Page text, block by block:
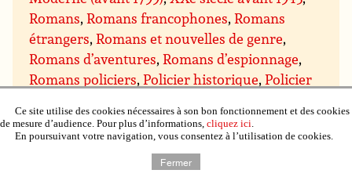
Romans,Romans francophones,Romans
étrangers,Romans et nouvelles de genre,
Romans d’aventures,Romans d’espionnage,
Romans policiers,Policier historique,Policier
humoristique,Cozy crime, cosy mystery,
Romans noirs,Thriller,Thriller
Thriller conspiration, politique,
Ce site utilise des cookies nécessaires à son bon fonctionnement et des cookies
de mesure d’audience. Pour plus d’informations, cliquez ici.
En poursuivant votre navigation, vous consentez à l’utilisation de cookies.
Fermer